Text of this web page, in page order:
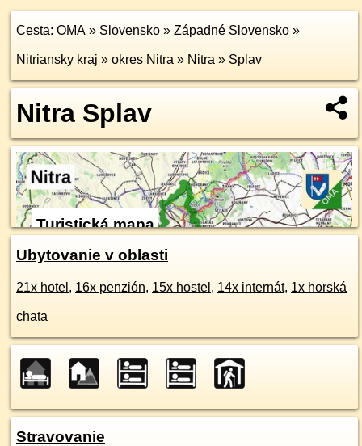
Cesta: OMA » Slovensko » Západné Slovensko »
Nitriansky kraj » okres Nitra » Nitra » Splav
Nitra Splav
Turistická mapa
Ubytovanie v oblasti
21x hotel , 16x penzión, 15x hostel , 14x internát, 1x horská
chata
Stravovanie